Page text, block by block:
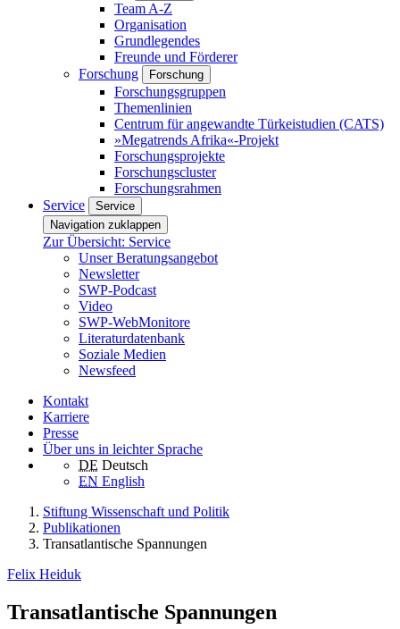
Team A-Z
Organisation
Grundlegendes
Freunde und Förderer
Forschung
Forschung
Forschungsgruppen
Themenlinien
Centrum für angewandte Türkeistudien (CATS)
»Megatrends Afrika«-Projekt
Forschungsprojekte
Forschungscluster
Forschungsrahmen
Service
Service
Navigation zuklappen
Zur Übersicht: Service
Unser Beratungsangebot
Newsletter
SWP-Podcast
Video
SWP-WebMonitore
Literaturdatenbank
Soziale Medien
Newsfeed
Kontakt
Karriere
Presse
Über uns in leichter Sprache
DE Deutsch
EN English
Stiftung Wissenschaft und Politik
Publikationen
Transatlantische Spannungen
Felix Heiduk
Transatlantische Spannungen